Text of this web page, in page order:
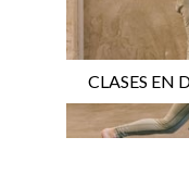
CLASES EN